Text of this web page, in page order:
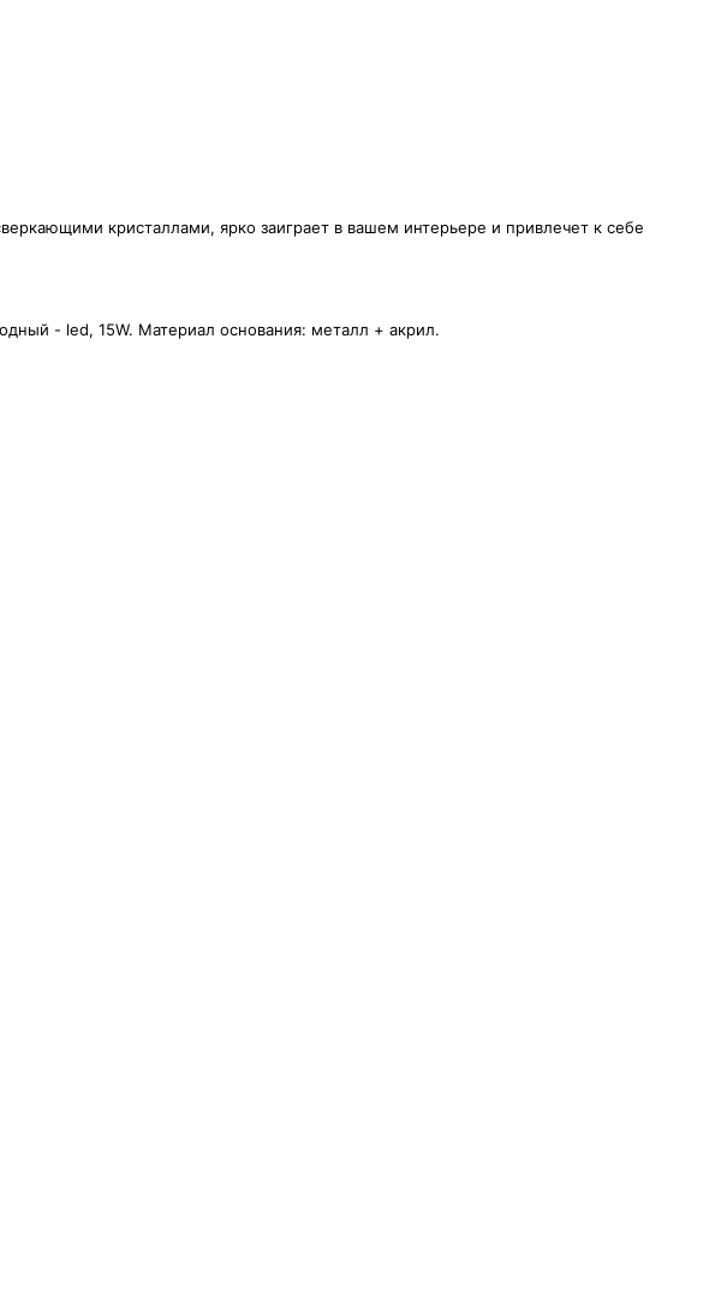
кристаллами, ярко заиграет в вашем интерьере и привлечет к себе
- led, 15W. Материал основания: металл + акрил.